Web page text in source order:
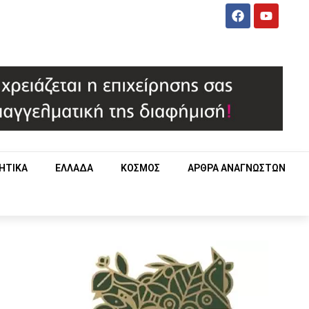
ΕΛΛΑΔΑ ΚΟΣΜΟΣ ΑΡΘΡΑ ΑΝΑΓΝΩΣΤΩΝ